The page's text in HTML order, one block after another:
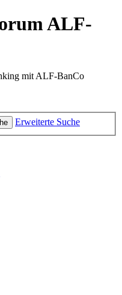
ALF-
mit ALF-BanCo
Erweiterte Suche